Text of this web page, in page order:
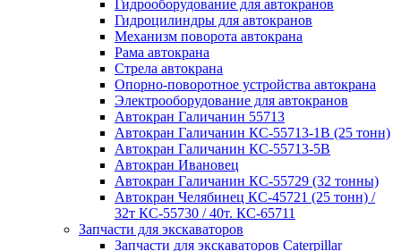
Гидрооборудование для автокранов
Гидроцилиндры для автокранов
Механизм поворота автокрана
Рама автокрана
Стрела автокрана
Опорно-поворотное устройства автокрана
Электрооборудование для автокранов
Автокран Галичанин 55713
Автокран Галичанин КС-55713-1В (25 тонн)
Автокран Галичанин КС-55713-5В
Автокран Ивановец
Автокран Галичанин КС-55729 (32 тонны)
Автокран Челябинец КС-45721 (25 тонн) /
32т КС-55730 / 40т. КС-65711
Запчасти для экскаваторов
Запчасти для экскаваторов Caterpillar